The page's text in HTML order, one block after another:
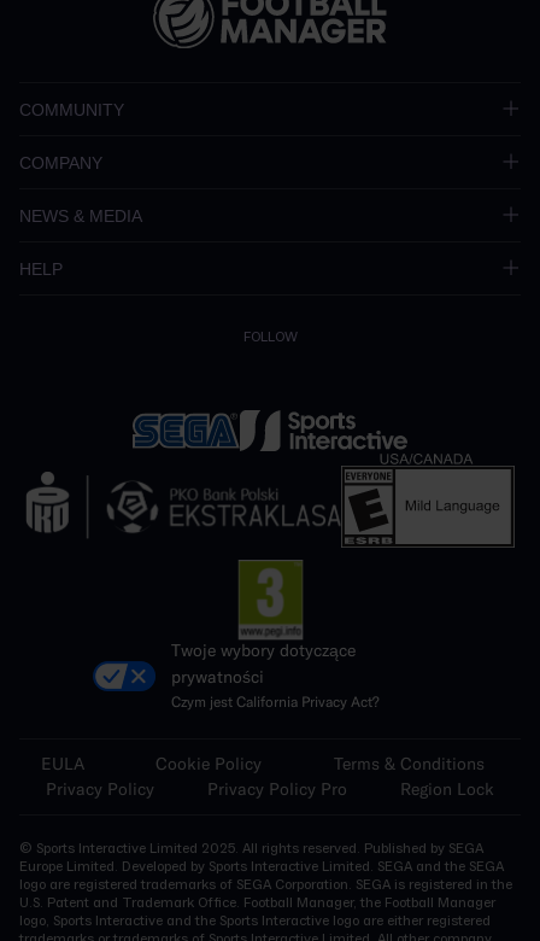
COMMUNITY
COMPANY
NEWS & MEDIA
HELP
FOLLOW
Twoje wybory dotyczące
prywatności
Czym jest California Privacy Act?
EULA Cookie Policy
Terms & Conditions
Privacy Policy
Privacy Policy Pro Region Lock
© Sports Interactive Limited 2025. All rights reserved. Published by SEGA
Europe Limited. Developed by Sports Interactive Limited. SEGA and the SEGA
logo are registered trademarks of SEGA Corporation. SEGA is registered in the
U.S. Patent and Trademark Office. Football Manager, the Football Manager
logo, Sports Interactive and the Sports Interactive logo are either registered